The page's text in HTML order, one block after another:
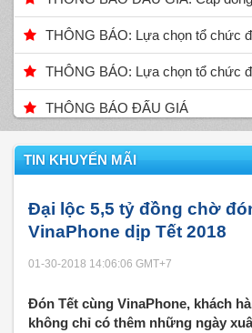
THÔNG BÁO: Lựa chọn tổ chức
THÔNG BÁO: Lựa chọn tổ chức
THÔNG BÁO ĐẤU GIÁ
TIN KHUYẾN MÃI
Đại lộc 5,5 tỷ đồng chờ
VinaPhone dịp Tết 2018
01-30-2018 14:06:06 GMT+7
Đón Tết cùng VinaPhone, khách
không chỉ có thêm những ngày